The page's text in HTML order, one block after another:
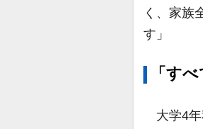
く、家族
す」
「す
大学4年